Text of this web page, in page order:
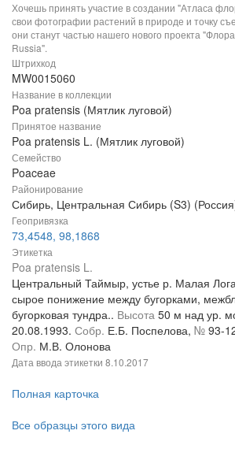
Хочешь принять участие в создании "Атласа
свои фотографии растений в природе и точку
они станут частью нашего нового проекта
Russia".
Штрихкод
MW0015060
Название в коллекции
Poa pratensis (Мятлик луговой)
Принятое название
Poa pratensis L. (Мятлик луговой)
Семейство
Poaceae
Районирование
Сибирь, Центральная Сибирь (S3)
Геопривязка
73,4548, 98,1868
Этикетка
Poa pratensis L.
Центральный Таймыр, устье р. Малая
сырое понижение между бугорками,
бугорковая тундра.. Высота 50 м над ур.
20.08.1993. Собр. Е.Б. Поспелова, № 93-
Опр. М.В. Олонова
Дата ввода этикетки 8.10.2017
Полная карточка
Все образцы этого вида